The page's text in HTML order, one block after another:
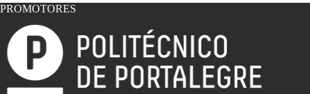
PROMOTORES